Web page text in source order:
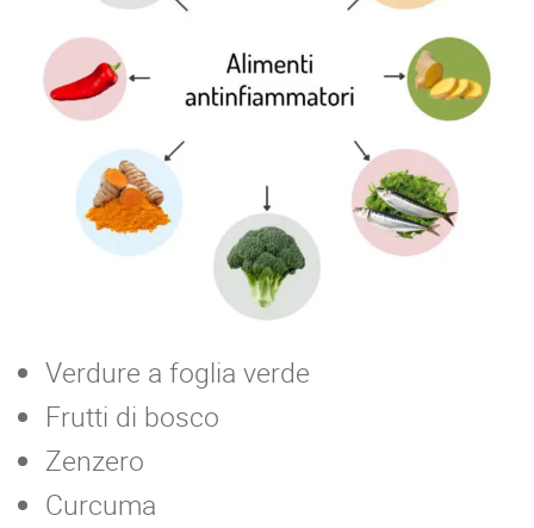
Verdure a foglia verde
Frutti di bosco
Zenzero
Curcuma